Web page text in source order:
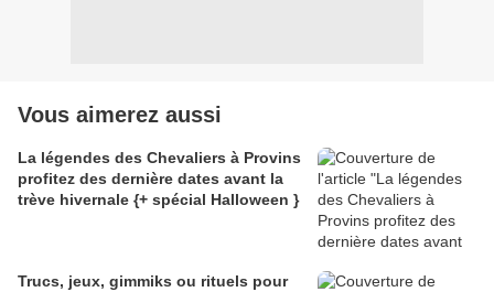
Vous aimerez aussi
La légendes des Chevaliers à Provins
profitez des dernière dates avant la
trève hivernale {+ spécial Halloween }
Trucs, jeux, gimmiks ou rituels pour